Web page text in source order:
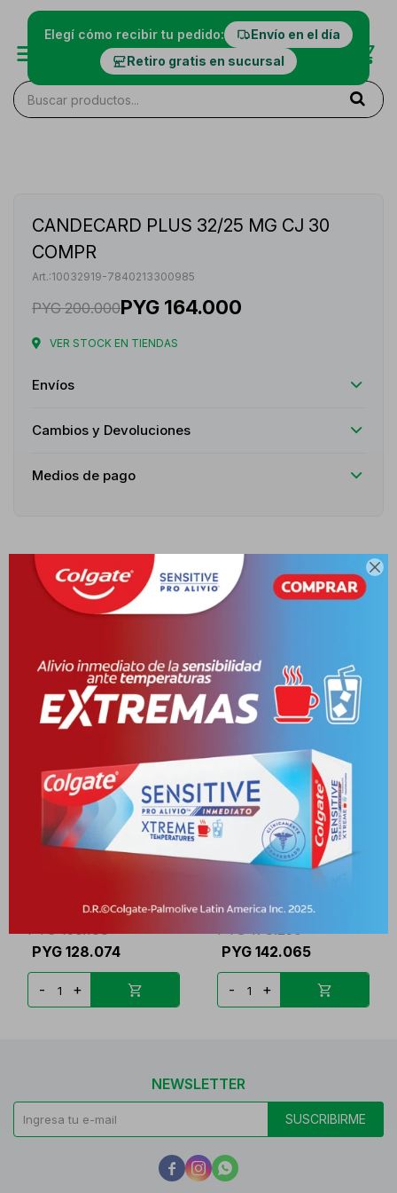

Elegí cómo recibir tu pedido:
Envío en el día
Retiro gratis en sucursal
CANDECARD PLUS 32/25 MG CJ 30
COMPR
10032919-7840213300985
PYG 200.000PYG 164.000
VER STOCK EN TIENDAS
Envíos
Cambios y Devoluciones
Medios de pago
PYG 156.188
PYG 128.074
- +
COMP.
PYG 173.250
PYG 142.065
- +
NEWSLETTER
SUSCRIBIRME
  